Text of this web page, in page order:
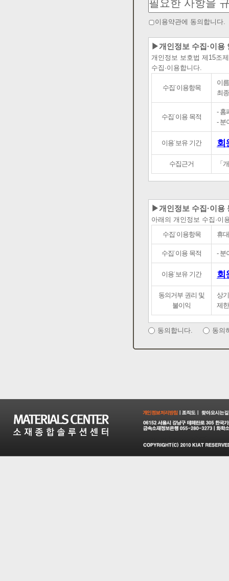
이용약관에 동의합니다.
▶개인정보 수집·이용
개인정보 보호법 제15조
수집·이용합니다.
수집˙이용항목
이
최
수집˙이용 목적
- 홈
- 분
이용˙보유 기간 회
수집근거 「
▶개인정보 수집·이용
아래의 개인정보 수집·이
수집˙이용항목
휴
수집˙이용 목적 - 분
이용˙보유 기간 회
동의거부 권리 및
불이익
상
제
동의합니다. 동의